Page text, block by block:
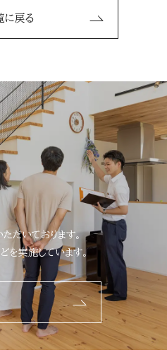
に戻る
だいております。
を実施しています。